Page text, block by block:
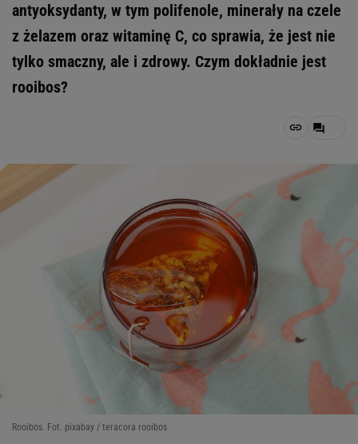
antyoksydanty, w tym polifenole, minerały na czele
z żelazem oraz witaminę C, co sprawia, że jest nie
tylko smaczny, ale i zdrowy. Czym dokładnie jest
rooibos?
Rooibos. Fot. pixabay / teracora rooibos